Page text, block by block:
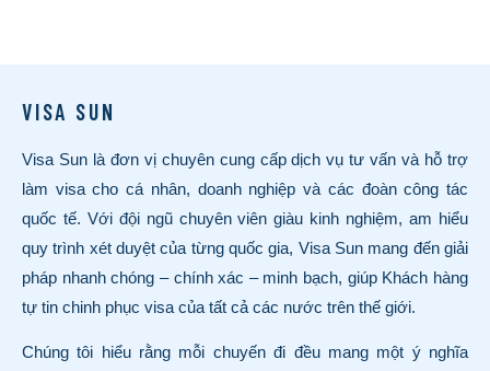
VISA SUN
Visa Sun là đơn vị chuyên cung cấp dịch vụ tư vấn và hỗ trợ
làm visa cho cá nhân, doanh nghiệp và các đoàn công tác
quốc tế. Với đội ngũ chuyên viên giàu kinh nghiệm, am hiểu
quy trình xét duyệt của từng quốc gia, Visa Sun mang đến giải
pháp nhanh chóng – chính xác – minh bạch, giúp Khách hàng
tự tin chinh phục visa của tất cả các nước trên thế giới.
Chúng tôi hiểu rằng mỗi chuyến đi đều mang một ý nghĩa